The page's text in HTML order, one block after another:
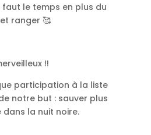
le temps en plus du
ranger 🥰
!!
participation à la liste
notre but : sauver plus
dans la nuit noire.